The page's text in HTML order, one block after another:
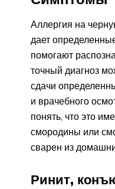
Аллергия на
дает
помогают
точный диагноз
сдачи
и врачебного
понять, что это
смородины или
сварен из
Ринит,